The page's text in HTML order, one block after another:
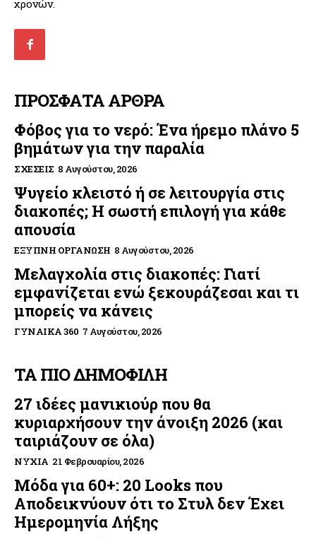
χρονών.
ΠΡΟΣΦΑΤΑ ΑΡΘΡΑ
Φόβος για το νερό: Ένα ήρεμο πλάνο 5
βημάτων για την παραλία
ΣΧΈΣΕΙΣ 8 Αυγούστου, 2026
Ψυγείο κλειστό ή σε λειτουργία στις
διακοπές; Η σωστή επιλογή για κάθε
απουσία
ΈΞΥΠΝΗ ΟΡΓΆΝΩΣΗ 8 Αυγούστου, 2026
Μελαγχολία στις διακοπές: Γιατί
εμφανίζεται ενώ ξεκουράζεσαι και τι
μπορείς να κάνεις
ΓΥΝΑΊΚΑ 360 7 Αυγούστου, 2026
ΤΑ ΠΙΟ ΔΗΜΟΦΙΛΗ
27 ιδέες μανικιούρ που θα
κυριαρχήσουν την άνοιξη 2026 (και
ταιριάζουν σε όλα)
ΝΎΧΙΑ 21 Φεβρουαρίου, 2026
Μόδα για 60+: 20 Looks που
Αποδεικνύουν ότι το Στυλ δεν Έχει
Ημερομηνία Λήξης